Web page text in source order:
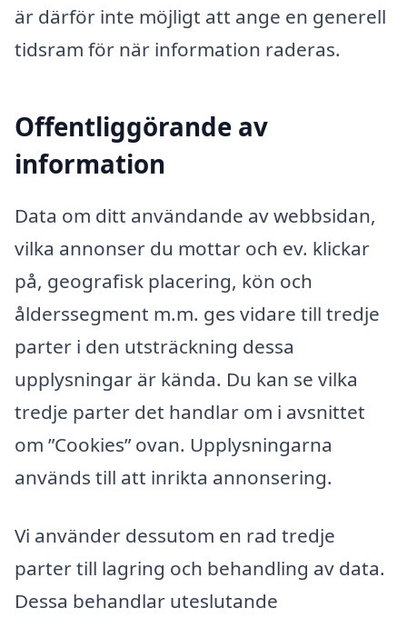
är därför inte möjligt att ange en generell
tidsram för när information raderas.
Offentliggörande av
information
Data om ditt användande av webbsidan,
vilka annonser du mottar och ev. klickar
på, geografisk placering, kön och
ålderssegment m.m. ges vidare till tredje
parter i den utsträckning dessa
upplysningar är kända. Du kan se vilka
tredje parter det handlar om i avsnittet
om ”Cookies” ovan. Upplysningarna
används till att inrikta annonsering.
Vi använder dessutom en rad tredje
parter till lagring och behandling av data.
Dessa behandlar uteslutande